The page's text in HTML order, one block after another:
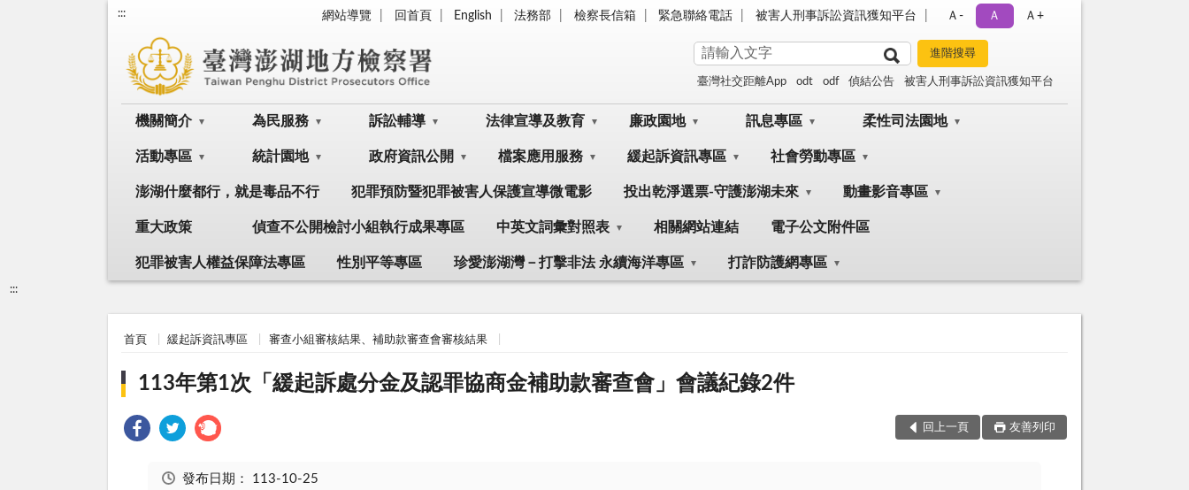
::: 網站導覽 回首頁 English 法務部 檢察長信箱 緊急聯絡電話 被害人刑事訴訟資訊獲知平台 Ａ- Ａ Ａ+
臺灣社交距離App odt odf 偵結公告 被害人刑事訴訟資訊獲知平台
機關簡介 為民服務 訴訟輔導 法律宣導及教育 廉政園地 訊息專區 柔性司法園地
活動專區 統計園地 政府資訊公開 檔案應用服務 緩起訴資訊專區 社會勞動專區
澎湖什麼都行，就是毒品不行 犯罪預防暨犯罪被害人保護宣導微電影 投出乾淨選票-守護澎湖未來 動畫影音專區
重大政策 偵查不公開檢討小組執行成果專區 中英文詞彙對照表 相關網站連結 電子公文附件區
犯罪被害人權益保障法專區 性別平等專區 珍愛澎湖灣－打擊非法 永續海洋專區 打詐防護網專區
:::
首頁 緩起訴資訊專區 審查小組審核結果、補助款審查會審核結果
113年第1次「緩起訴處分金及認罪協商金補助款審查會」會議紀錄2件
回上一頁 友善列印
發布日期： 113-10-25